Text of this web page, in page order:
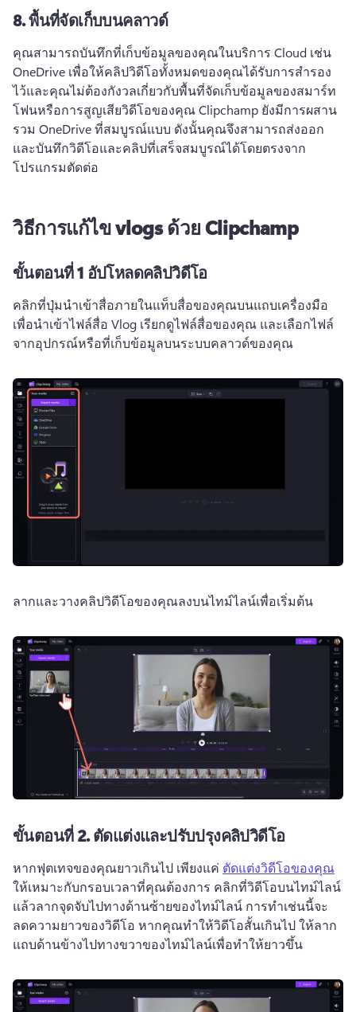
8.พื้นที่จัดเก็บบนคลาวด์
คุณสามารถบันทึกที่เก็บข้อมูลของคุณในบริการ Cloud เช่น
OneDrive เพื่อให้คลิปวิดีโอทั้งหมดของคุณได้รับการสํารอง
ไว้และคุณไม่ต้องกังวลเกี่ยวกับพื้นที่จัดเก็บข้อมูลของสมาร์ท
โฟนหรือการสูญเสียวิดีโอของคุณ Clipchamp ยังมีการผสาน
รวม OneDrive ที่สมบูรณ์แบบ ดังนั้นคุณจึงสามารถส่งออก
และบันทึกวิดีโอและคลิปที่เสร็จสมบูรณ์ได้โดยตรงจาก
โปรแกรมตัดต่อ
วิธีการแก้ไข vlogs ด้วย Clipchamp
ขั้นตอนที่ 1 อัปโหลดคลิปวิดีโอ
คลิกที่ปุ่มนำเข้าสื่อภายในแท็บสื่อของคุณบนแถบเครื่องมือ
เพื่อนำเข้าไฟล์สื่อ Vlog เรียกดูไฟล์สื่อของคุณ และเลือกไฟล์
จากอุปกรณ์หรือที่เก็บข้อมูลบนระบบคลาวด์ของคุณ
ลากและวางคลิปวิดีโอของคุณลงบนไทม์ไลน์เพื่อเริ่มต้น
ขั้นตอนที่ 2.ตัดแต่งและปรับปรุงคลิปวิดีโอ
หากฟุตเทจของคุณยาวเกินไป เพียงแค่ ตัดแต่งวิดีโอของคุณ
ให้เหมาะกับกรอบเวลาที่คุณต้องการ คลิกที่วิดีโอบนไทม์ไลน์
แล้วลากจุดจับไปทางด้านซ้ายของไทม์ไลน์ การทำเช่นนี้จะ
ลดความยาวของวิดีโอ หากคุณทำให้วิดีโอสั้นเกินไป ให้ลาก
แถบด้านข้างไปทางขวาของไทม์ไลน์เพื่อทำให้ยาวขึ้น